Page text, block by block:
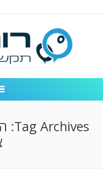
אודות החברה
Tag Archives: